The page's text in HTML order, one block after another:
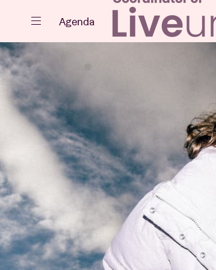
Fermer
Agenda
Projets
Actualités
Agenda